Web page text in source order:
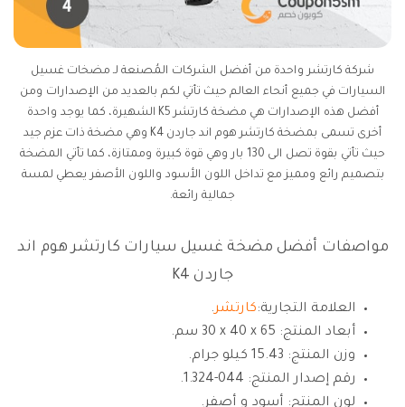
شركة كارتشر واحدة من أفضل الشركات المُصنعة لـ مضخات غسيل
السيارات في جميع أنحاء العالم حيث تأتي لكم بالعديد من الإصدارات ومن
أفضل هذه الإصدارات هي مضخة كارتشر K5 الشهيرة، كما يوجد واحدة
أخرى تسمى بمضخة كارتشر هوم اند جاردن K4 وهي مضخة ذات عزم جيد
حيث تأتي بقوة تصل الى 130 بار وهي قوة كبيرة وممتازة، كما تأتي المضخة
بتصميم رائع ومميز مع تداخل اللون الأسود واللون الأصفر يعطي لمسة
جمالية رائعة.
مواصفات أفضل مضخة غسيل سيارات كارتشر هوم اند
جاردن K4
العلامة التجارية:كارتشر.
أبعاد المنتج: ‎‎30 x 40 x 65 سم.
وزن المنتج: 15.43 كيلو جرام.
رقم إصدار المنتج: ‎‎1.324-044.
لون المنتج: أسود و أصفر.